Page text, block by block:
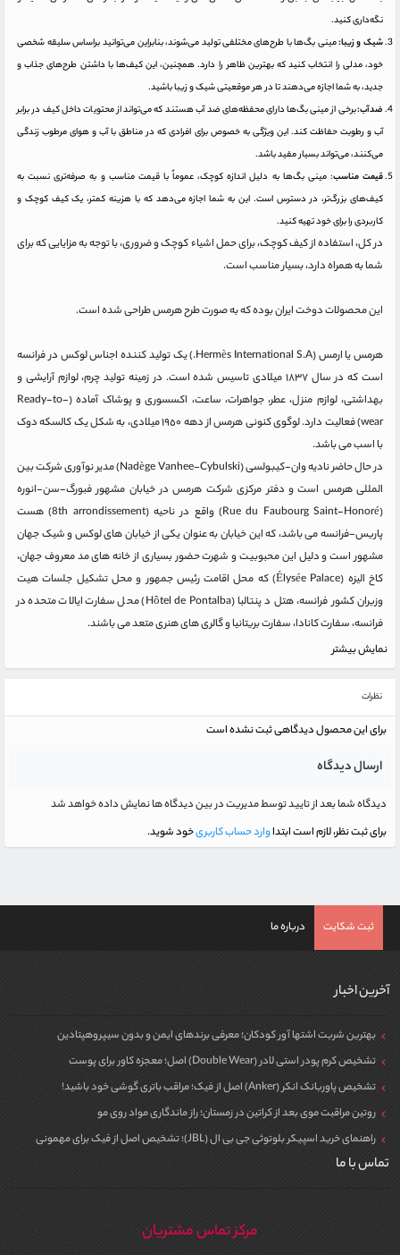
نگه‌داری کنید.
شیک و زیبا:مینی بگ‌ها با طرح‌های مختلفی تولید می‌شوند، بنابراین می‌توانید براساس سلیقه شخصی
خود، مدلی را انتخاب کنید که بهترین ظاهر را دارد. همچنین، این کیف‌ها با داشتن طرح‌های جذاب و
جدید، به شما اجازه می‌دهند تا در هر موقعیتی شیک و زیبا باشید.
ضدآب:برخی از مینی بگ‌ها دارای محفظه‌های ضد آب هستند که می‌تواند از محتویات داخل کیف در برابر
آب و رطوبت حفاظت کند. این ویژگی به خصوص برای افرادی که در مناطق با آب و هوای مرطوب زندگی
می‌کنند، می‌تواند بسیار مفید باشد.
قیمت مناسب: مینی بگ‌ها به دلیل اندازه کوچک، عموماً با قیمت مناسب و به صرفه‌تری نسبت به
کیف‌های بزرگ‌تر، در دسترس است. این به شما اجازه می‌دهد که با هزینه کمتر، یک کیف کوچک و
کاربردی را برای خود تهیه کنید.
در کل، استفاده از کیف کوچک، برای حمل اشیاء کوچک و ضروری، با توجه به مزایایی که برای
شما به همراه دارد، بسیار مناسب است.
این محصولات دوخت ایران بوده که به صورت طرح هرمس طراحی شده است.
هرمس یا ارمس (Hermès International S.A.) یک تولید کننده اجناس لوکس در فرانسه
است که در سال ١٨٣٧ میلادى تاسیس شده است. در زمینه تولید چرم، لوازم آرایشی و
بهداشتی، لوازم منزل، عطر، جواهرات، ساعت، اکسسورى و پوشاک آماده (Ready-to-
wear) فعالیت دارد. لوگوی کنونى هرمس از دهه ١٩٥٠ میلادى، به شکل یک کالسکه دوک
با اسب مى باشد.
در حال حاضر نادیه وان-کیبولسی (Nadège Vanhee-Cybulski) مدیر نوآوری شرکت بین
المللى هرمس است و دفتر مرکزى شرکت هرمس در خیابان مشهور فبورگ-سن-انوره
(Rue du Faubourg Saint-Honoré) واقع در ناحیه (8th arrondissement) هست
پاریس-فرانسه مى باشد، که این خیابان به عنوان یکی از خیابان های لوکس و شیک جهان
مشهور است و دلیل این محبوبیت و شهرت حضور بسیارى از خانه هاى مد معروف جهان،
کاخ الیزه (Élysée Palace) که محل اقامت رئیس جمهور و محل تشکیل جلسات هیت
وزیران کشور فرانسه، هتل د پنتالبا (Hôtel de Pontalba) محل سفارت ایالات متحده در
فرانسه، سفارت کانادا، سفارت بریتانیا و گالری های هنری متعد مى باشند.
نمایش بیشتر
نظرات
برای این محصول دیدگاهی ثبت نشده است
ارسال دیدگاه
دیدگاه شما بعد از تایید توسط مدیریت در بین دیدگاه ها نمایش داده خواهد شد
برای ثبت نظر، لازم است ابتداوارد حساب کاربریخود شوید.
ثبت شکایت درباره ما
آخرین اخبار
بهترین شربت اشتها آور کودکان؛ معرفی برندهای ایمن و بدون سیپروهپتادین
تشخیص کرم پودر استی لادر (Double Wear) اصل؛ معجزه کاور برای پوست
تشخیص پاوربانک انکر (Anker) اصل از فیک؛ مراقب باتری گوشی خود باشید!
روتین مراقبت موی بعد از کراتین در زمستان؛ راز ماندگاری مواد روی مو
راهنمای خرید اسپیکر بلوتوثی جی بی ال (JBL)؛ تشخیص اصل از فیک برای مهمونی
تماس با ما
مرکز تماس مشتریان